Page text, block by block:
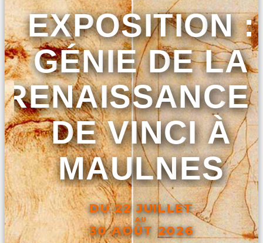
EXPOSITION :
GÉNIE DE LA
RENAISSANCE
DE VINCI À
MAULNES
DU 22 JUILLET
AU
30 AOÛT 2026